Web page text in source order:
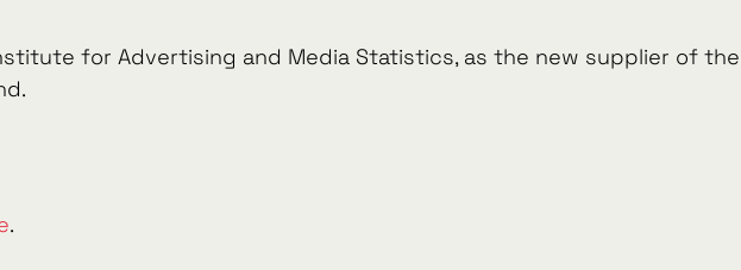
for Advertising and Media Statistics, as the new supplier of
.